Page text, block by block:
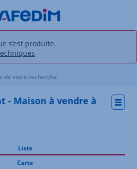
s'est produite.
de votre recherche
- Maison à vendre à
Liste
Carte